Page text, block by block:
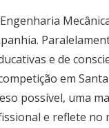
Mecânica
e de
em
possível, uma
e reflete no